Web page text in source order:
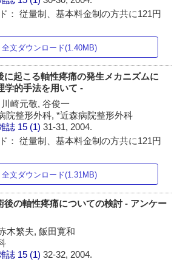
： 従量制、基本料金制の方共に121円
全文ダウンロード(1.40MB)
に起こる軸性疼痛の発生メカニズムに
学的手法を用いて -
崎元敬, 谷俊一
院整形外科, *近森病院整形外科
誌 15 (1)31-31, 2004.
： 従量制、基本料金制の方共に121円
全文ダウンロード(1.31MB)
後の軸性疼痛についての検討 - アンケー
木繁夫, 飯田寛和
誌 15 (1)32-32, 2004.